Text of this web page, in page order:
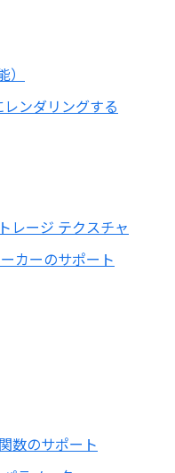
ンダリングする
レージ テクスチャ
カーのサポート
数のサポート